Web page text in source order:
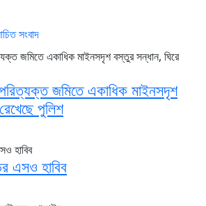
সংবাদ
পরিত্যক্ত জমিতে একাধিক মাইনসদৃশ
পুলিশ
এসও হাবিব